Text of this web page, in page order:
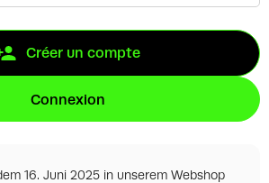
Créer un compte
Connexion
16. Juni 2025 in unserem Webshop